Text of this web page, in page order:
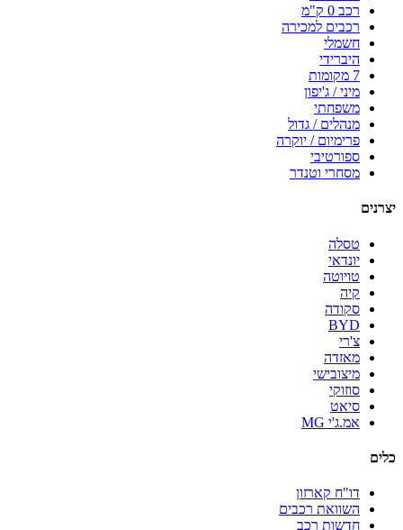
רכב 0 ק"מ
רכבים למכירה
חשמלי
היברידי
7 מקומות
מיני / ג'יפון
משפחתי
מנהלים / גדול
פרימיום / יוקרה
ספורטיבי
מסחרי וטנדר
יצרנים
טסלה
יונדאי
טויוטה
קיה
סקודה
BYD
צ'רי
מאזדה
מיצובישי
סוזוקי
סיאט
אמ.ג'י MG
כלים
דו"ח קארזון
השוואת רכבים
חדשות רכב